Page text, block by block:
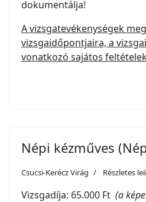
dokumentálja!
A vizsgatevékenységek
vizsgaidőpontjaira, a
vonatkozó sajátos
Népi kézműves
Csucsi-Kerécz Virág Részletes
Vizsgadíja: 65.000 Ft (a